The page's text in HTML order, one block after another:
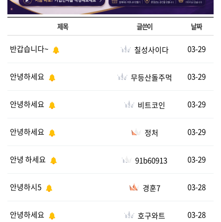
제목 글쓴이 날짜
반갑습니다~ 칠성사이다 03-29
안녕하세요 무등산돌주먹 03-29
안녕하세요 비트코인 03-29
안녕하세요 정처 03-29
안녕 하세요 91b60913 03-29
안녕하시5 경훈7 03-28
안녕하세요 호구와트 03-28